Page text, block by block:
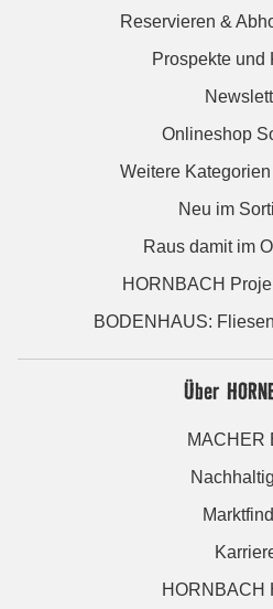
Reservieren &
Prospekte und
Onlineshop
Weitere
Neu im
Raus damit im
HORNBACH
BODENHAUS:
Über
MACHER
HORNBACH